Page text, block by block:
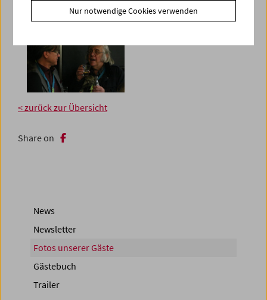
< zurück zur Übersicht
Share on
News
Newsletter
Fotos unserer Gäste
Gästebuch
Trailer
Nur notwendige Cookies verwenden